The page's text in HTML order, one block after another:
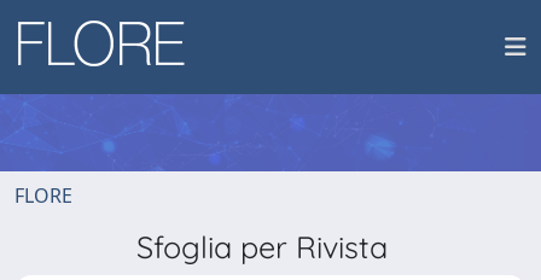
FLORE
Sfoglia per Rivista